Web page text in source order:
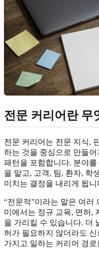
전문 커리어란 무
전문 커리어는 전문 지식,
하는 것을 중심으로 만들
패턴을 포함합니다. 분야
을 맡고, 고객, 팀, 환자, 학
미치는 결정을 내리게 됩니
“전문적”이라는 말은 여러
미에서는 정규 교육, 면허,
을 가리킬 수 있습니다. 더
허가 필요하지 않더라도
가지고 일하는 커리어 경